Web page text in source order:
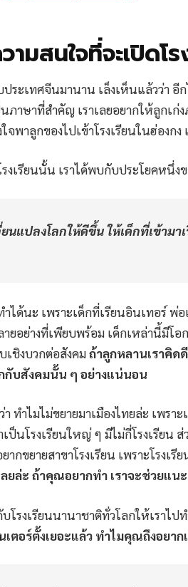
มสนใจที่จะเปิดโร
ประเทศจีนมานาน เล็งเห็นแล้วว่า
ภาษาที่สำคัญ เราเลยอยากให้ลูกเก่
จพาลูกของไปเข้าโรงเรียนในฮ่องกง
งเรียนนั้น เราได้พบกับประโยคหนึ่งข
ยนแปลงโลกให้ดีขึ้น ให้เด็กที่เข้าม
ำได้นะ เพราะเด็กที่เรียนอินเทอร์ พ่
อย่างที่เพียบพร้อม เด็กเหล่านี้มีโอ
เชิงบวกต่อสังคมถ้าลูกหลานเราคิด
กับสังคมนั้น ๆ อย่างแน่นอน
า ทำไมไม่ขยายมาเมืองไทยล่ะ เพร
ป็นโรงเรียนใหญ่ ๆ มีไม่กี่โรงเรียน
ากขยายสาขาโรงเรียน เพราะโรงเ
ลยล่ะ ถ้าคุณอยากทำ เราจะช่วยแน
โรงเรียนนานาชาติทั่วโลกให้เราไป
เตอร์ตั้งเยอะแล้ว ทำไมคุณถึงอยาก